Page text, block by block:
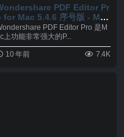
PDF Editor Pr
for Mac 5.4.6 序号版 - Mac
强大的PDF文件编辑工具
PDF Editor Pro 是M
上功能非常强大的P...
10 年前 7.4K